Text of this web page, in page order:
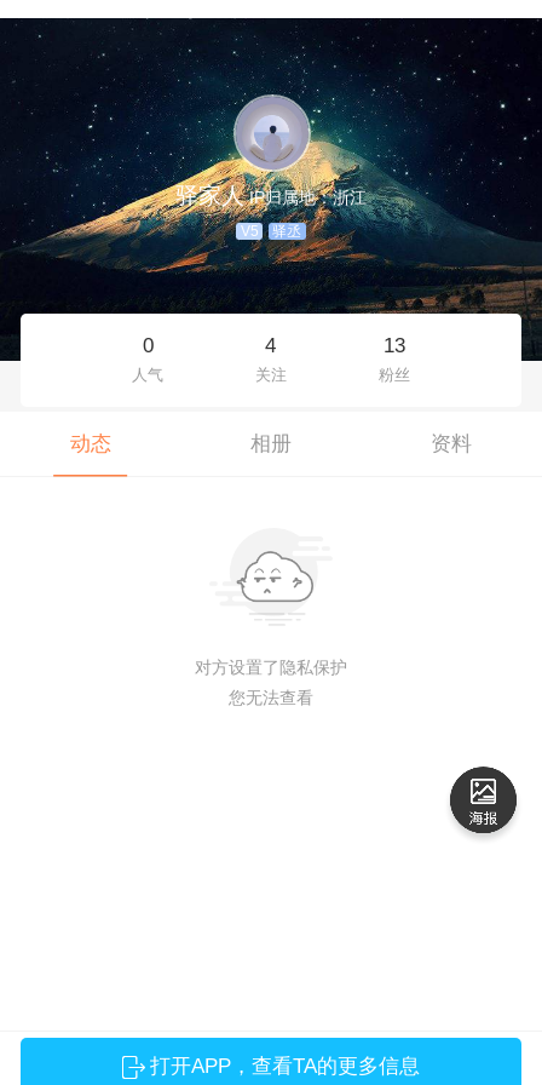
驿家人 IP归属地：浙江
V5 驿丞
0
人气
4
关注
13
粉丝
动态 相册 资料
对方设置了隐私保护
您无法查看
打开APP，查看TA的更多信息